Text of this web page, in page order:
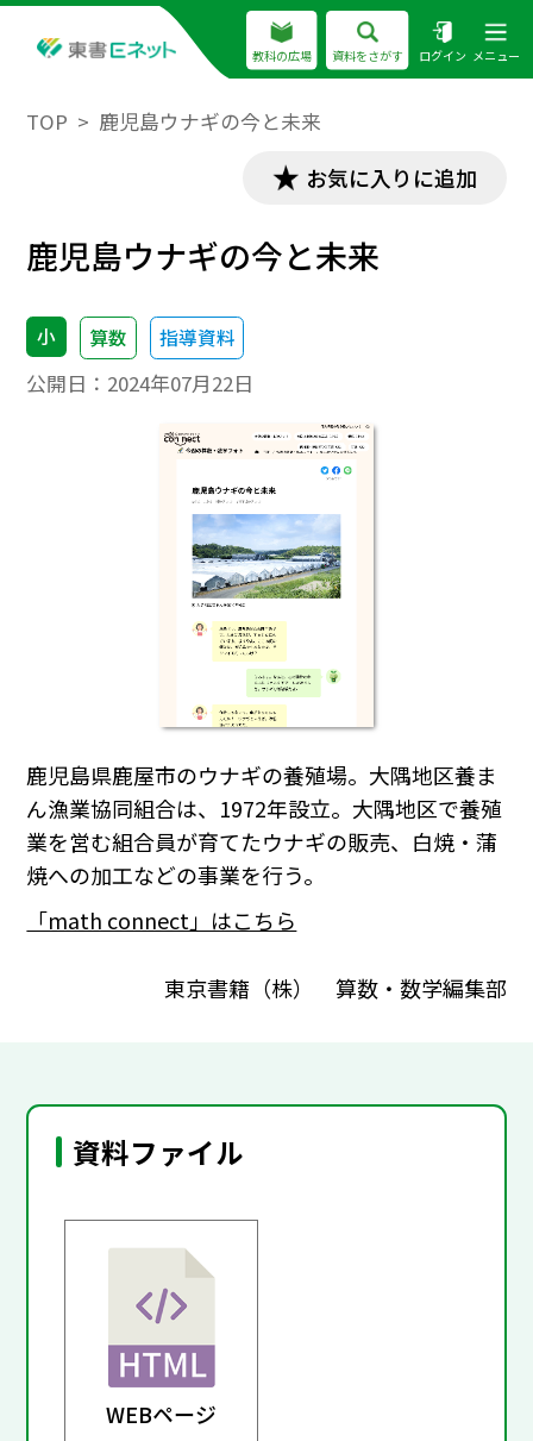
教科の広場 資料をさがす ログイン メニュー
TOP 鹿児島ウナギの今と未来
お気に入りに追加
鹿児島ウナギの今と未来
小 算数 指導資料
公開日： 2024年07月22日
鹿児島県鹿屋市のウナギの養殖場。大隅地区養ま
ん漁業協同組合は、1972年設立。大隅地区で養殖
業を営む組合員が育てたウナギの販売、白焼・蒲
焼への加工などの事業を行う。
「math connect」はこちら
東京書籍（株） 算数・数学編集部
資料ファイル
WEBページ